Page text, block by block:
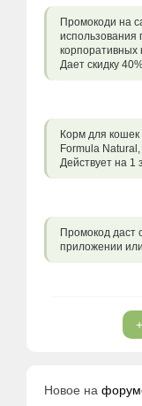
Промокоди на
использования
корпоративных
Дает скидку
Корм для
Formula
Действует на 1
Промокод даст
приложении
Новое на